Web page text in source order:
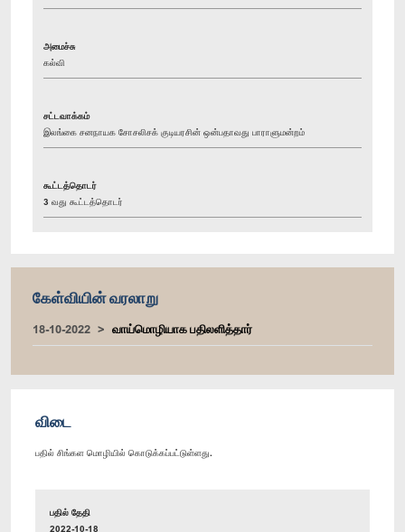
அமைச்சு
கல்வி
சட்டவாக்கம்
இலங்கை சனநாயக சோசலிசக் குடியரசின் ஒன்பதாவது பாராளுமன்றம்
கூட்டத்தொடர்
3 வது கூட்டத்தொடர்
கேள்வியின் வரலாறு
18-10-2022 வாய்மொழியாக பதிலளித்தார்
விடை
பதில் சிங்கள மொழியில் கொடுக்கப்பட்டுள்ளது.
பதில் தேதி
2022-10-18